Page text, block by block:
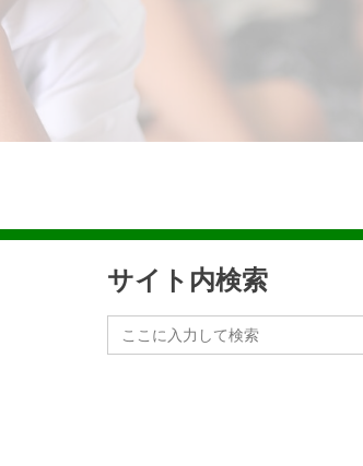
サイト内検索
Search
for: